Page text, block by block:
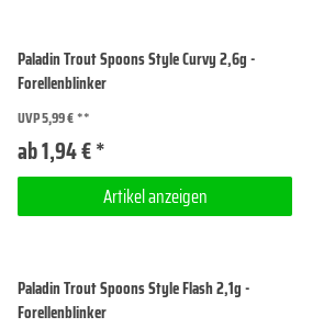
Paladin Trout Spoons Style Curvy 2,6g -
Forellenblinker
UVP 5,99 €
ab 1,94 € *
Artikel anzeigen
Paladin Trout Spoons Style Flash 2,1g -
Forellenblinker